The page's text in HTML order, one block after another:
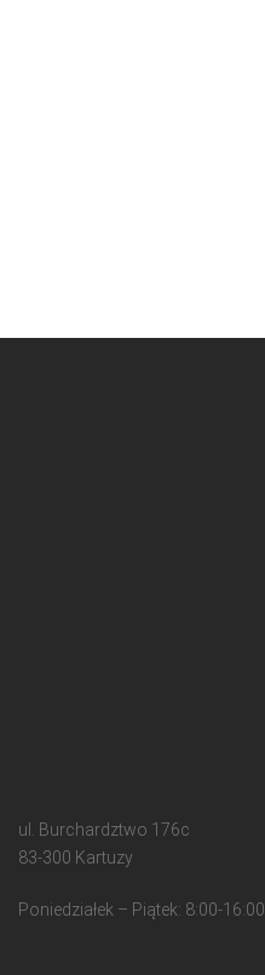
ul. Burchardztwo 176c
83-300 Kartuzy
Poniedziałek – Piątek: 8:00-16:00